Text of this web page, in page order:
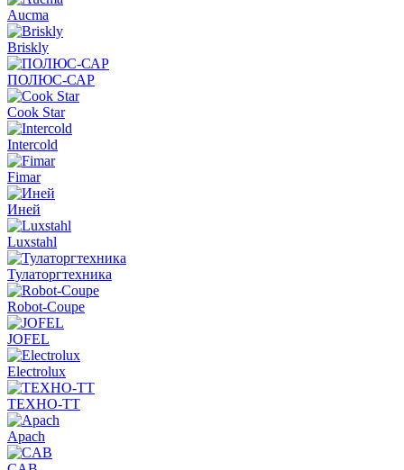
Aucma
Briskly
ПОЛЮС-САР
Cook Star
Intercold
Fimar
Иней
Luxstahl
Тулаторгтехника
Robot-Coupe
JOFEL
Electrolux
ТЕХНО-ТТ
Apach